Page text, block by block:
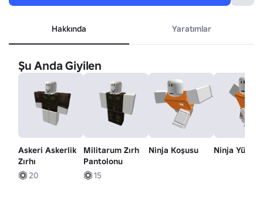
Hakkında Yaratımlar
Şu Anda Giyilen
Askeri Askerlik
Zırhı
20
Militarum Zırh
Pantolonu
15
Ninja Koşusu Ninja